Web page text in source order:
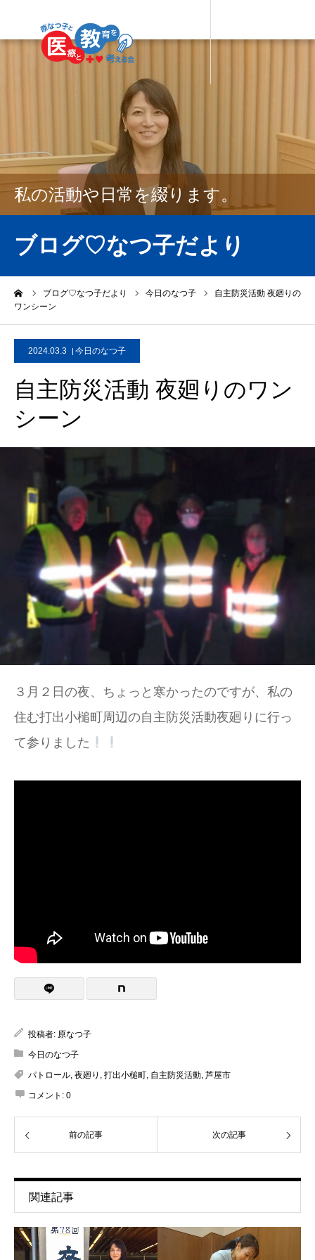
私の活動や日常を綴ります。
ブログ♡なつ子だより
ブログ♡なつ子だより 今日のなつ子
自主防災活動 夜廻りの
ワンシーン
2024.03.3 今日のなつ子
自主防災活動 夜廻りのワン
シーン
３月２日の夜、ちょっと寒かったのですが、私の
住む打出小槌町周辺の自主防災活動夜廻りに行っ
て参りました
投稿者: 原なつ子
今日のなつ子
パトロール 夜廻り 打出小槌町 自主防災活動 芦屋市
コメント: 0
前の記事 次の記事
関連記事